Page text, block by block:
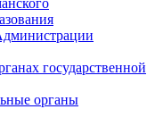
государственной
органы